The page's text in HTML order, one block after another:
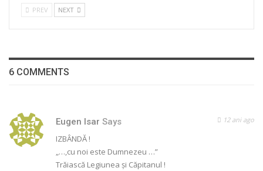
PREV NEXT
6 COMMENTS
Eugen Isar Says 12 ani ago
IZBÂNDĂ !
„…,cu noi este Dumnezeu …”
Trăiască Legiunea şi Căpitanul !